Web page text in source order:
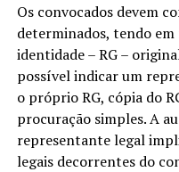
Os convocados devem
determinados, tendo
identidade – RG –
possível indicar um
o próprio RG, cópia do
procuração simples. A
representante legal
legais decorrentes do